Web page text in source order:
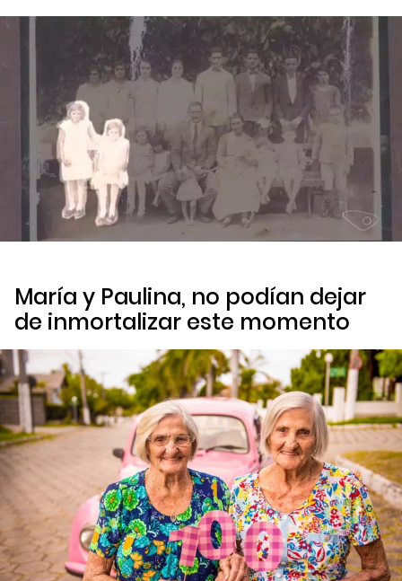
María y Paulina, no podían dejar
de inmortalizar este momento